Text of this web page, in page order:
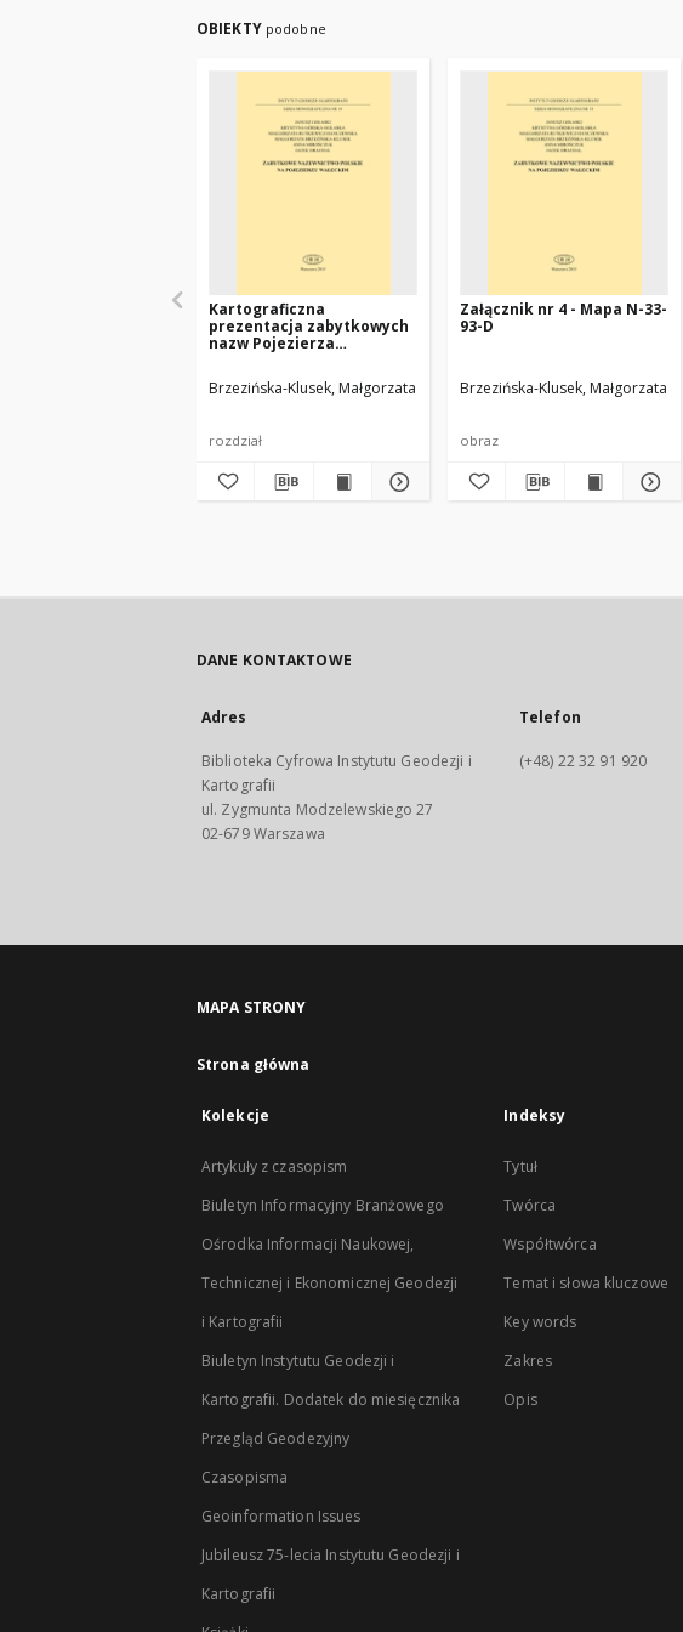
OBIEKTY podobne
Kartograficzna
prezentacja zabytkowych
nazw Pojezierza
Brzezińska-Klusek, Małgorzata
Mirończuk, Anna Drachal, Jacek
rozdział
Załącznik nr 4 - Mapa N-33-
93-D
Brzezińska-Klusek, Małgorzata
obraz
DANE KONTAKTOWE
Adres
Biblioteka Cyfrowa Instytutu Geodezji i
Kartografii
ul. Zygmunta Modzelewskiego 27
02-679 Warszawa
Telefon
(+48) 22 32 91 920
MAPA STRONY
Strona główna
Kolekcje
Artykuły z czasopism
Biuletyn Informacyjny Branżowego
Ośrodka Informacji Naukowej,
Technicznej i Ekonomicznej Geodezji
i Kartografii
Biuletyn Instytutu Geodezji i
Kartografii. Dodatek do miesięcznika
Przegląd Geodezyjny
Czasopisma
Geoinformation Issues
Jubileusz 75-lecia Instytutu Geodezji i
Kartografii
Indeksy
Tytuł
Twórca
Współtwórca
Temat i słowa kluczowe
Key words
Zakres
Opis